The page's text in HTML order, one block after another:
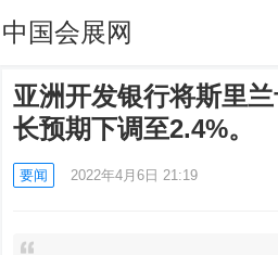
中国会展网
亚洲开发银行将斯里
长预期下调至2.4%。
要闻 2022年4月6日 21:19